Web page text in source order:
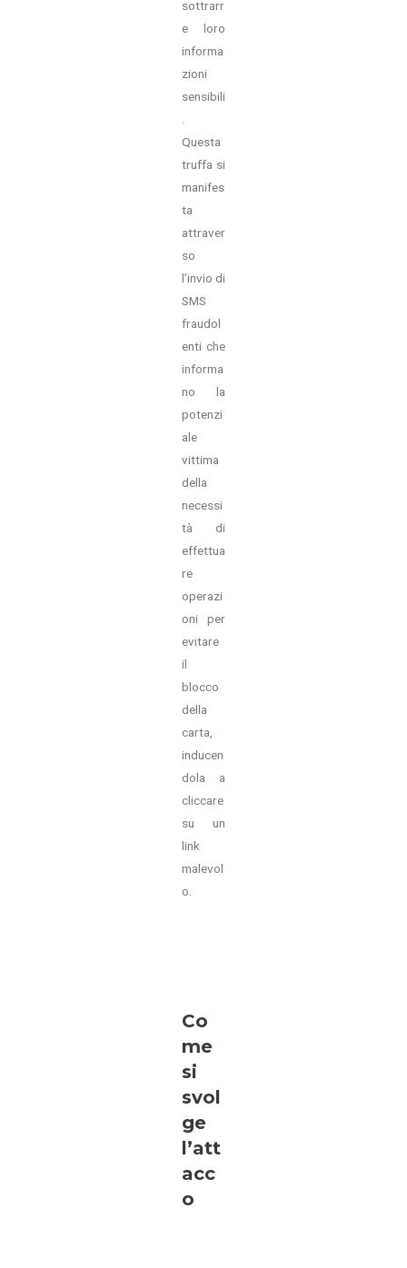
sottrarr
e loro
informa
zioni
sensibili
.
Questa
truffa si
manifes
ta
attraver
so
l’invio di
SMS
fraudol
enti che
informa
no la
potenzi
ale
vittima
della
necessi
tà di
effettua
re
operazi
oni per
evitare
il
blocco
della
carta,
inducen
dola a
cliccare
su un
link
malevol
o.
Co
me
si
svol
ge
l’att
acc
o